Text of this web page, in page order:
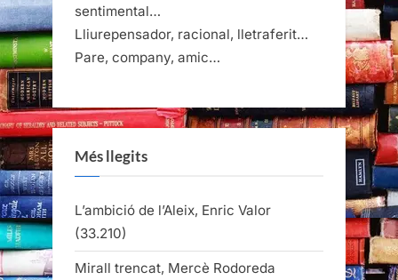
sentimental…
Lliurepensador, racional, lletraferit…
Pare, company, amic…
Més llegits
L’ambició de l’Aleix, Enric Valor
(33.210)
Mirall trencat, Mercè Rodoreda